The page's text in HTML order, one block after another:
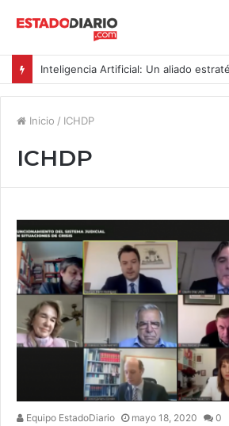
Inicio / ICHDP
ICHDP
Equipo EstadoDiario mayo 18, 2020 0